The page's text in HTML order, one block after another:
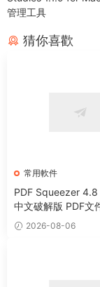
管理工具
猜你喜歡
常用軟件
PDF Squeezer
中文破解版 PDF文
2026-08-06